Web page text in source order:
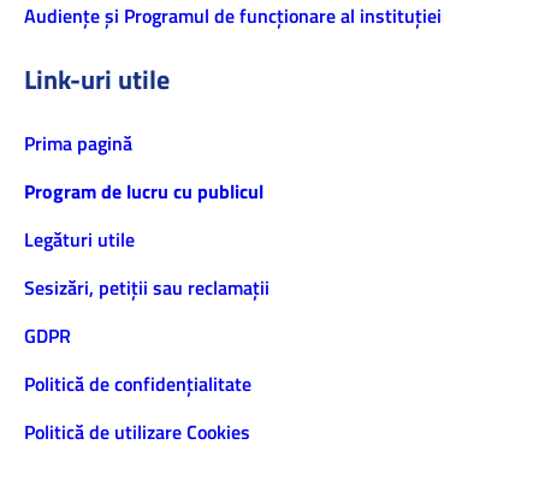
Audiențe și Programul de funcționare al instituției
Link-uri utile
Prima pagină
Program de lucru cu publicul
Legături utile
Sesizări, petiţii sau reclamații
GDPR
Politică de confidenţialitate
Politică de utilizare Cookies